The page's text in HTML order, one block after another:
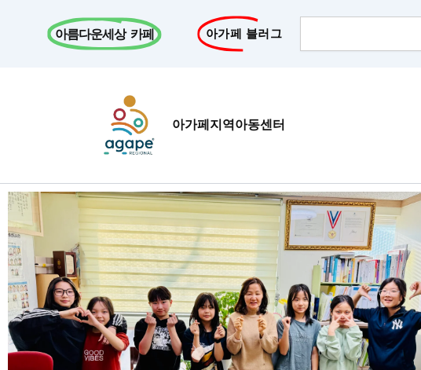
아가페 블러그
아름다운세상 카페
아가페지역아동센터